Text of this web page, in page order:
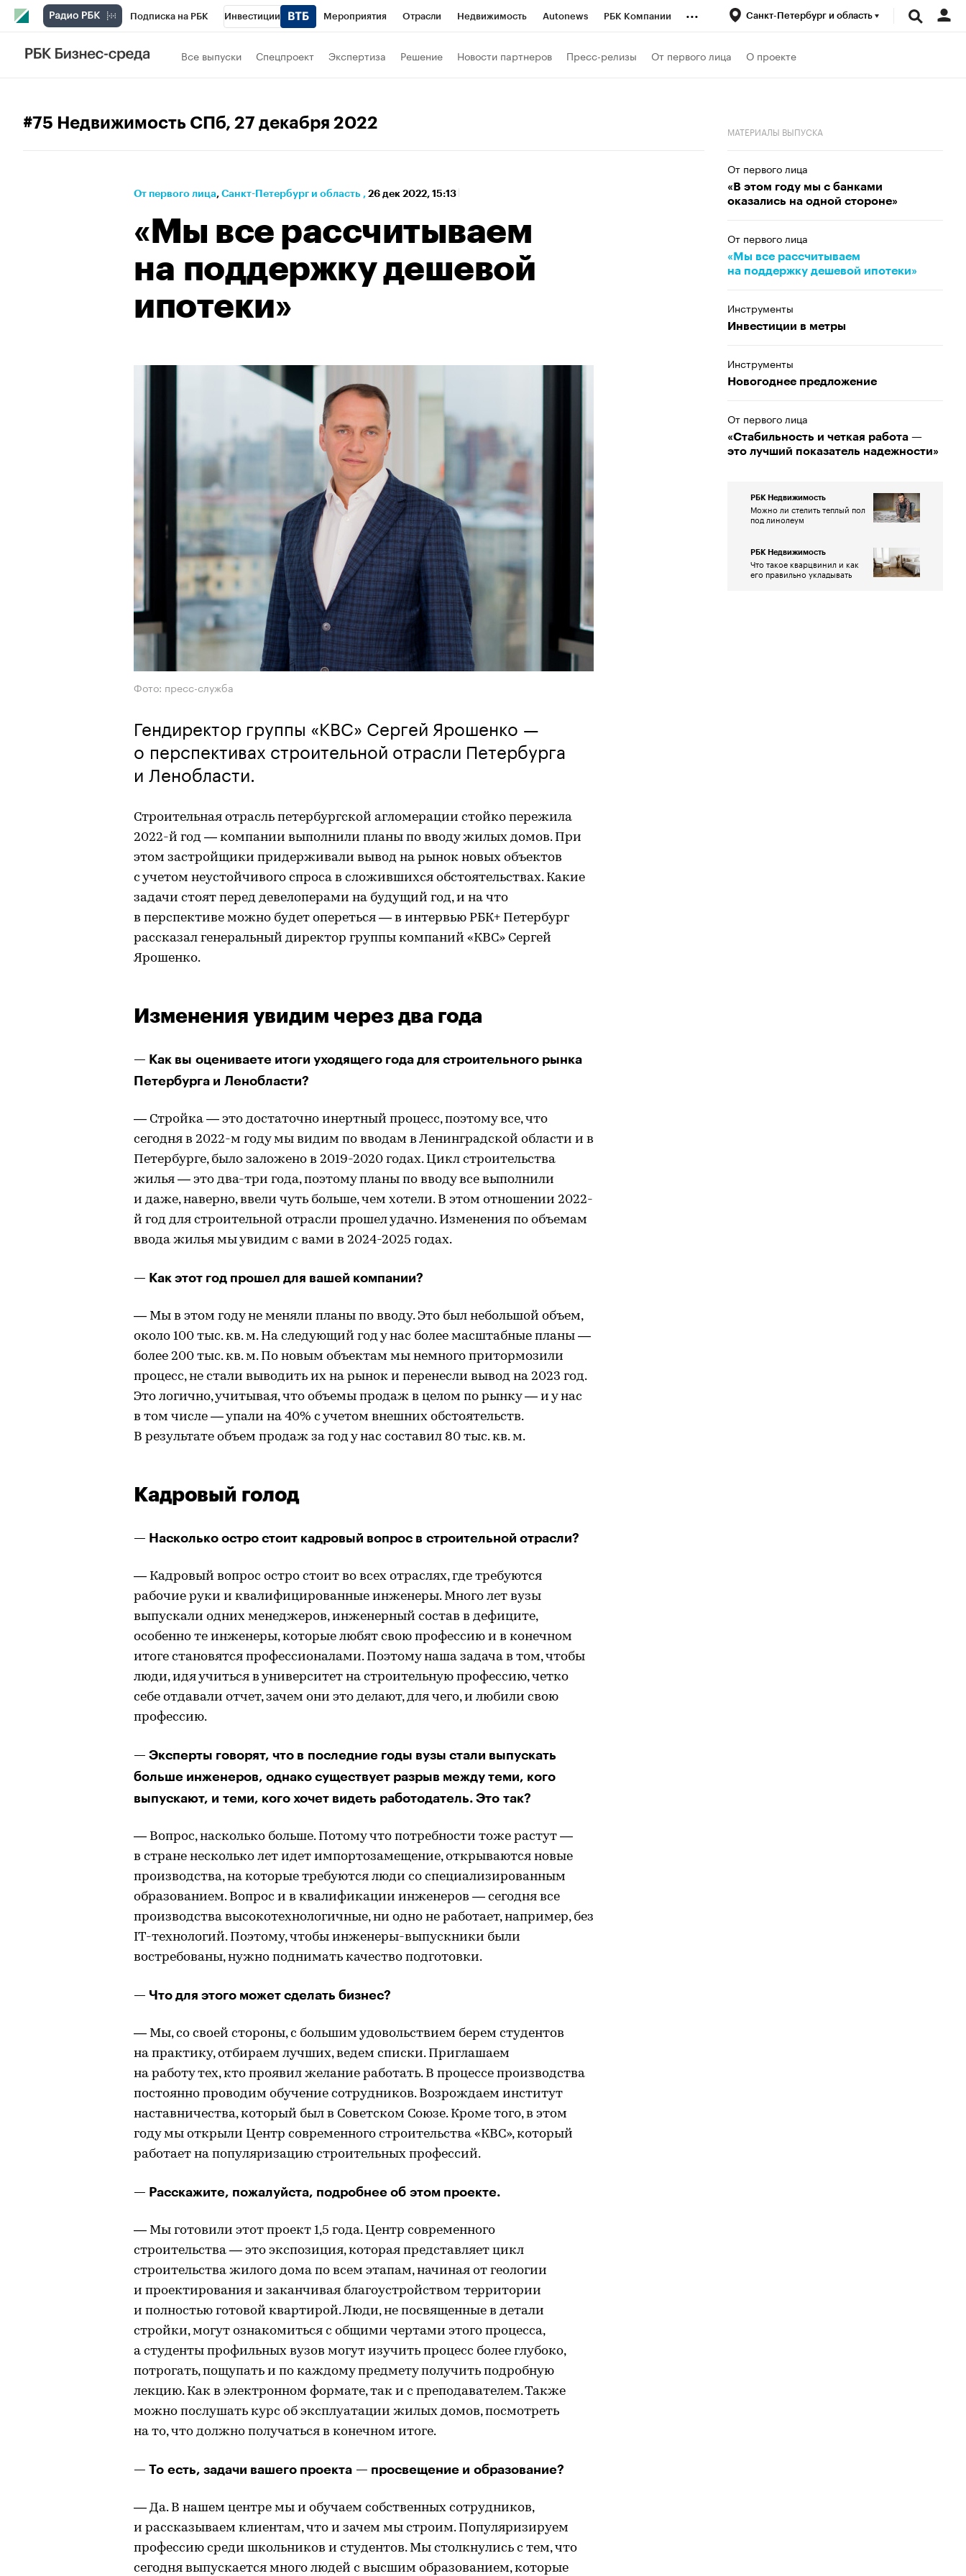
Подписка на РБК Инвестиции Мероприятия Отрасли Недвижимость Autonews РБК Компании
Телеканал
Кредитные рейтинги
... Санкт-Петербург и область
Все выпуски Спецпроект Экспертиза Решение Новости партнеров Пресс-релизы От первого лица О проекте
#75 Недвижимость СПб, 27 декабря 2022
От первого лица⁠, Санкт-Петербург и область , 26 дек 2022, 15:13
«Мы все рассчитываем
на поддержку дешевой
ипотеки»
Фото: пресс-служба
Гендиректор группы «КВС» Сергей Ярошенко —
о перспективах строительной отрасли Петербурга
и Ленобласти.
Строительная отрасль петербургской агломерации стойко пережила
2022-й год — компании выполнили планы по вводу жилых домов. При
этом застройщики придерживали вывод на рынок новых объектов
с учетом неустойчивого спроса в сложившихся обстоятельствах. Какие
задачи стоят перед девелоперами на будущий год, и на что
в перспективе можно будет опереться — в интервью РБК+ Петербург
рассказал генеральный директор группы компаний «КВС» Сергей
Ярошенко.
Изменения увидим через два года
— Как вы оцениваете итоги уходящего года для строительного рынка
Петербурга и Ленобласти?
— Стройка — это достаточно инертный процесс, поэтому все, что
сегодня в 2022-м году мы видим по вводам в Ленинградской области и в
Петербурге, было заложено в 2019-2020 годах. Цикл строительства
жилья — это два-три года, поэтому планы по вводу все выполнили
и даже, наверно, ввели чуть больше, чем хотели. В этом отношении 2022-
й год для строительной отрасли прошел удачно. Изменения по объемам
ввода жилья мы увидим с вами в 2024-2025 годах.
— Как этот год прошел для вашей компании?
— Мы в этом году не меняли планы по вводу. Это был небольшой объем,
около 100 тыс. кв. м. На следующий год у нас более масштабные планы —
более 200 тыс. кв. м. По новым объектам мы немного притормозили
процесс, не стали выводить их на рынок и перенесли вывод на 2023 год.
Это логично, учитывая, что объемы продаж в целом по рынку — и у нас
в том числе — упали на 40% с учетом внешних обстоятельств.
В результате объем продаж за год у нас составил 80 тыс. кв. м.
Кадровый голод
— Насколько остро стоит кадровый вопрос в строительной отрасли?
— Кадровый вопрос остро стоит во всех отраслях, где требуются
рабочие руки и квалифицированные инженеры. Много лет вузы
выпускали одних менеджеров, инженерный состав в дефиците,
особенно те инженеры, которые любят свою профессию и в конечном
итоге становятся профессионалами. Поэтому наша задача в том, чтобы
люди, идя учиться в университет на строительную профессию, четко
себе отдавали отчет, зачем они это делают, для чего, и любили свою
профессию.
— Эксперты говорят, что в последние годы вузы стали выпускать
больше инженеров, однако существует разрыв между теми, кого
выпускают, и теми, кого хочет видеть работодатель. Это так?
— Вопрос, насколько больше. Потому что потребности тоже растут —
в стране несколько лет идет импортозамещение, открываются новые
производства, на которые требуются люди со специализированным
образованием. Вопрос и в квалификации инженеров — сегодня все
производства высокотехнологичные, ни одно не работает, например, без
IT-технологий. Поэтому, чтобы инженеры-выпускники были
востребованы, нужно поднимать качество подготовки.
— Что для этого может сделать бизнес?
— Мы, со своей стороны, с большим удовольствием берем студентов
на практику, отбираем лучших, ведем списки. Приглашаем
на работу тех, кто проявил желание работать. В процессе производства
постоянно проводим обучение сотрудников. Возрождаем институт
наставничества, который был в Советском Союзе. Кроме того, в этом
году мы открыли Центр современного строительства «КВС», который
работает на популяризацию строительных профессий.
— Расскажите, пожалуйста, подробнее об этом проекте.
— Мы готовили этот проект 1,5 года. Центр современного
строительства — это экспозиция, которая представляет цикл
строительства жилого дома по всем этапам, начиная от геологии
и проектирования и заканчивая благоустройством территории
и полностью готовой квартирой. Люди, не посвященные в детали
стройки, могут ознакомиться с общими чертами этого процесса,
а студенты профильных вузов могут изучить процесс более глубоко,
потрогать, пощупать и по каждому предмету получить подробную
лекцию. Как в электронном формате, так и с преподавателем. Также
можно послушать курс об эксплуатации жилых домов, посмотреть
на то, что должно получаться в конечном итоге.
— То есть, задачи вашего проекта — просвещение и образование?
— Да. В нашем центре мы и обучаем собственных сотрудников,
и рассказываем клиентам, что и зачем мы строим. Популяризируем
профессию среди школьников и студентов. Мы столкнулись с тем, что
сегодня выпускается много людей с высшим образованием, которые
МАТЕРИАЛЫ ВЫПУСКА
От первого лица
«В этом году мы с банками
оказались на одной стороне»
От первого лица
«Мы все рассчитываем
на поддержку дешевой ипотеки»
Инструменты
Инвестиции в метры
Инструменты
Новогоднее предложение
От первого лица
«Стабильность и четкая работа —
это лучший показатель надежности»
РБК Недвижимость
Можно ли стелить теплый пол
под линолеум
РБК Недвижимость
Что такое кварцвинил и как
его правильно укладывать